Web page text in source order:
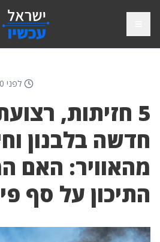
לפני 10 חודשים
5 חזיתות,
חדשה בלבנון
מהאוויר: האם
התיכון על סף